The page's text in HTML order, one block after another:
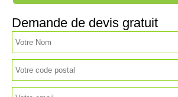
Demande de devis gratuit